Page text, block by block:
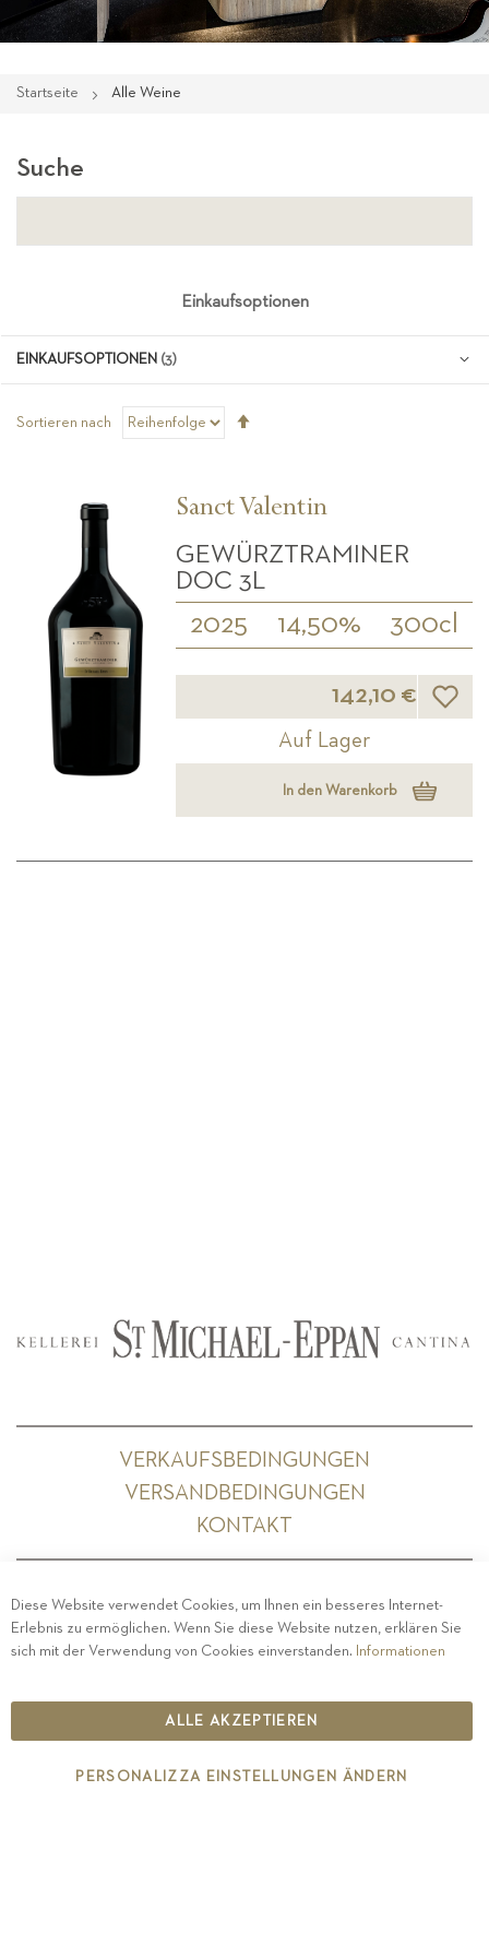
Startseite Alle Weine
Sortieren nach
Sanct Valentin
GEWÜRZTRAMINER
DOC 3L
2025 14,50% 300cl
142,10 €
Auf Lager
In den Warenkorb
Suche
Einkaufsoptionen
EINKAUFSOPTIONEN
VERKAUFSBEDINGUNGEN
VERSANDBEDINGUNGEN
KONTAKT
PRIVACY-IMPRESSUM- COOKIE POLICY-
ETHISCHER KODEX
IT00126670215
Diese Website verwendet Cookies, um Ihnen ein besseres Internet-
Erlebnis zu ermöglichen. Wenn Sie diese Website nutzen, erklären Sie
sich mit der Verwendung von Cookies einverstanden. Informationen
ALLE AKZEPTIEREN
PERSONALIZZA EINSTELLUNGEN ÄNDERN